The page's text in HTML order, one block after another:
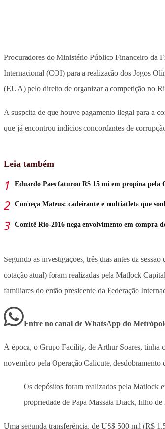
Procuradores do Ministério Público Financeiro da
Internacional (COI) para a realização dos Jogos
(EUA) pelo direito de organizar a competição no
A suspeita de que houve pagamento ilegal para a
que já encontrou indícios concordantes de
Leia também
Eduardo Paes faturou R$ 15 mi em propina pela
Conheça Mateus: cadeirante e multiatleta que
Comitê Rio-2016 nega envolvimento em compra
Segundo as investigações, três dias antes da
cotação atual) foram realizadas pela Matlock
familiares do então presidente da Federação
Entre no canal de WhatsApp do
À época, o Grupo Facility, de Arthur Soares, tinha
novembro pela Operação Calicute, desdobramento
Os depósitos foram realizados pela Matlock
propriedade de Papa Massata Diack, filho
Uma segunda transferência, de US$ 500 mil (R$